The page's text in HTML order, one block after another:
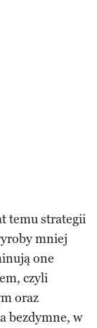
temu strategii
mniej
one
czyli
oraz
bezdymne, w